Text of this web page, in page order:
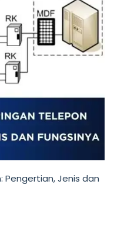
Pengertian, Jenis dan